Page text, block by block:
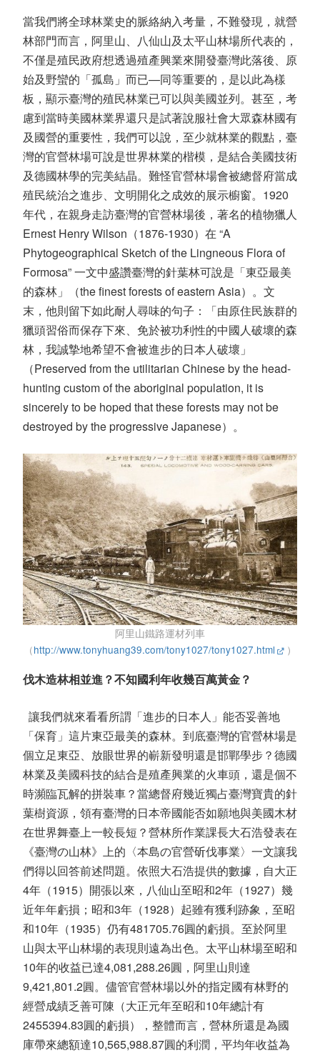
當我們將全球林業史的脈絡納入考量，不難發現，就營
林部門而言，阿里山、八仙山及太平山林場所代表的，
不僅是殖民政府想透過殖產興業來開發臺灣此落後、原
始及野蠻的「孤島」而已—同等重要的，是以此為樣
板，顯示臺灣的殖民林業已可以與美國並列。甚至，考
慮到當時美國林業界還只是試著說服社會大眾森林國有
及國營的重要性，我們可以說，至少就林業的觀點，臺
灣的官營林場可說是世界林業的楷模，是結合美國技術
及德國林學的完美結晶。難怪官營林場會被總督府當成
殖民統治之進步、文明開化之成效的展示櫥窗。1920
年代，在親身走訪臺灣的官營林場後，著名的植物獵人
Ernest Henry Wilson（1876-1930）在 “A
Phytogeographical Sketch of the Lingneous Flora of
Formosa” 一文中盛讚臺灣的針葉林可說是「東亞最美
的森林」（the finest forests of eastern Asia）。文
末，他則留下如此耐人尋味的句子：「由原住民族群的
獵頭習俗而保存下來、免於被功利性的中國人破壞的森
林，我誠摯地希望不會被進步的日本人破壞」
（Preserved from the utilitarian Chinese by the head-
hunting custom of the aboriginal population, it is
sincerely to be hoped that these forests may not be
destroyed by the progressive Japanese）。
阿里山鐵路運材列車
（http://www.tonyhuang39.com/tony1027/tony1027.html ）
伐木造林相並進？不知國利年收幾百萬黃金？
讓我們就來看看所謂「進步的日本人」能否妥善地
「保育」這片東亞最美的森林。到底臺灣的官營林場是
個立足東亞、放眼世界的嶄新發明還是邯鄲學步？德國
林業及美國科技的結合是殖產興業的火車頭，還是個不
時瀕臨瓦解的拼裝車？當總督府幾近獨占臺灣寶貴的針
葉樹資源，領有臺灣的日本帝國能否如願地與美國木材
在世界舞臺上一較長短？營林所作業課長大石浩發表在
《臺灣の山林》上的〈本島の官營斫伐事業〉一文讓我
們得以回答前述問題。依照大石浩提供的數據，自大正
4年（1915）開張以來，八仙山至昭和2年（1927）幾
近年年虧損；昭和3年（1928）起雖有獲利跡象，至昭
和10年（1935）仍有481705.76圓的虧損。至於阿里
山與太平山林場的表現則遠為出色。太平山林場至昭和
10年的收益已達4,081,288.26圓，阿里山則達
9,421,801.2圓。儘管官營林場以外的指定國有林野的
經營成績乏善可陳（大正元年至昭和10年總計有
2455394.83圓的虧損），整體而言，營林所還是為國
庫帶來總額達10,565,988.87圓的利潤，平均年收益為